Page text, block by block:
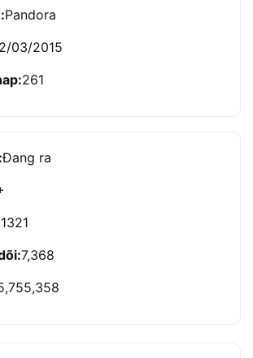
Pandora
03/2015
261
Đang ra
1321
7,368